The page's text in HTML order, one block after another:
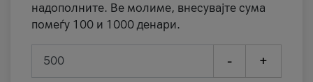
надополните. Ве молиме, внесувајте сума
помеѓу 100 и 1000 денари.
- +